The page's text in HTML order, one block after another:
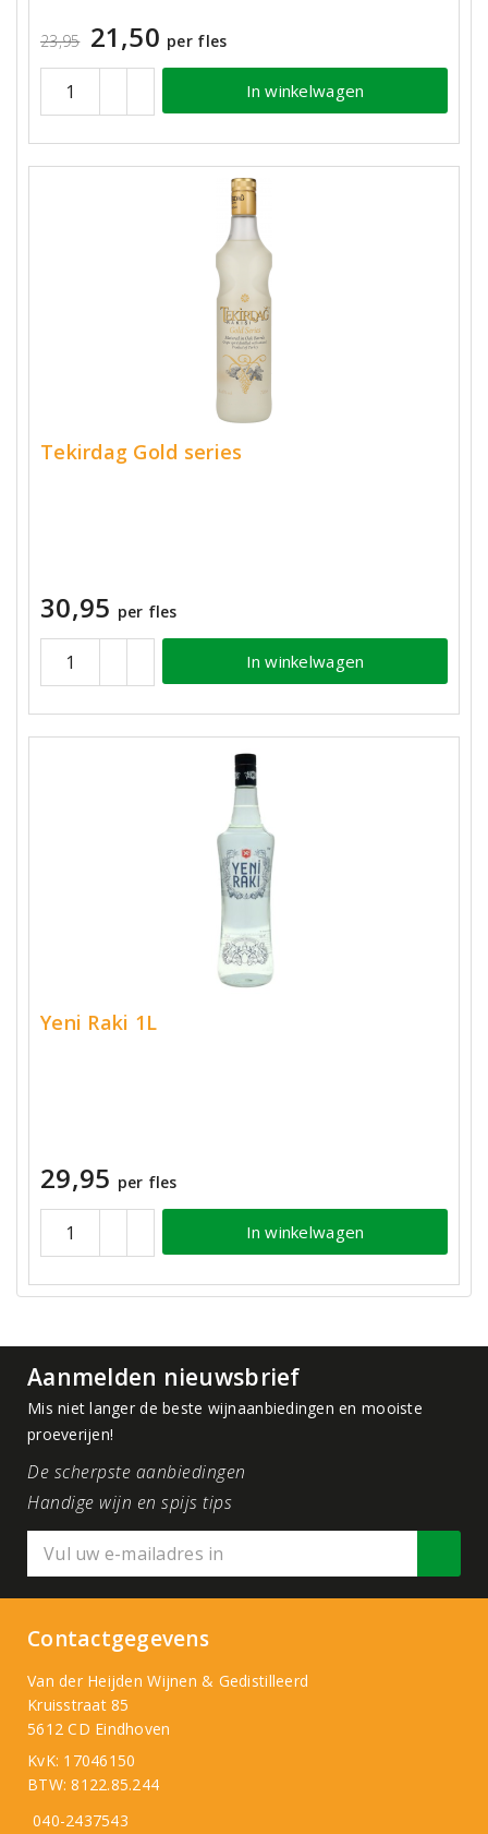
23,95 21,50 per fles
In winkelwagen
Tekirdag Gold series
30,95 per fles
In winkelwagen
Yeni Raki 1L
29,95 per fles
In winkelwagen
Aanmelden nieuwsbrief
Mis niet langer de beste wijnaanbiedingen en mooiste
proeverijen!
De scherpste aanbiedingen
Handige wijn en spijs tips
Contactgegevens
Van der Heijden Wijnen & Gedistilleerd
Kruisstraat 85
5612 CD Eindhoven
KvK: 17046150
BTW: 8122.85.244
040-2437543